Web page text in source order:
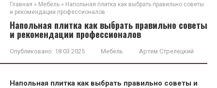
Главная » Мебель » Напольная плитка как выбрать правильно советы
и рекомендации профессионалов
Напольная плитка как выбрать правильно советы
и рекомендации профессионалов
Опубликовано: 18.03.2025 Мебель Артем Стрелецкий
Напольная плитка как выбрать правильно советы и